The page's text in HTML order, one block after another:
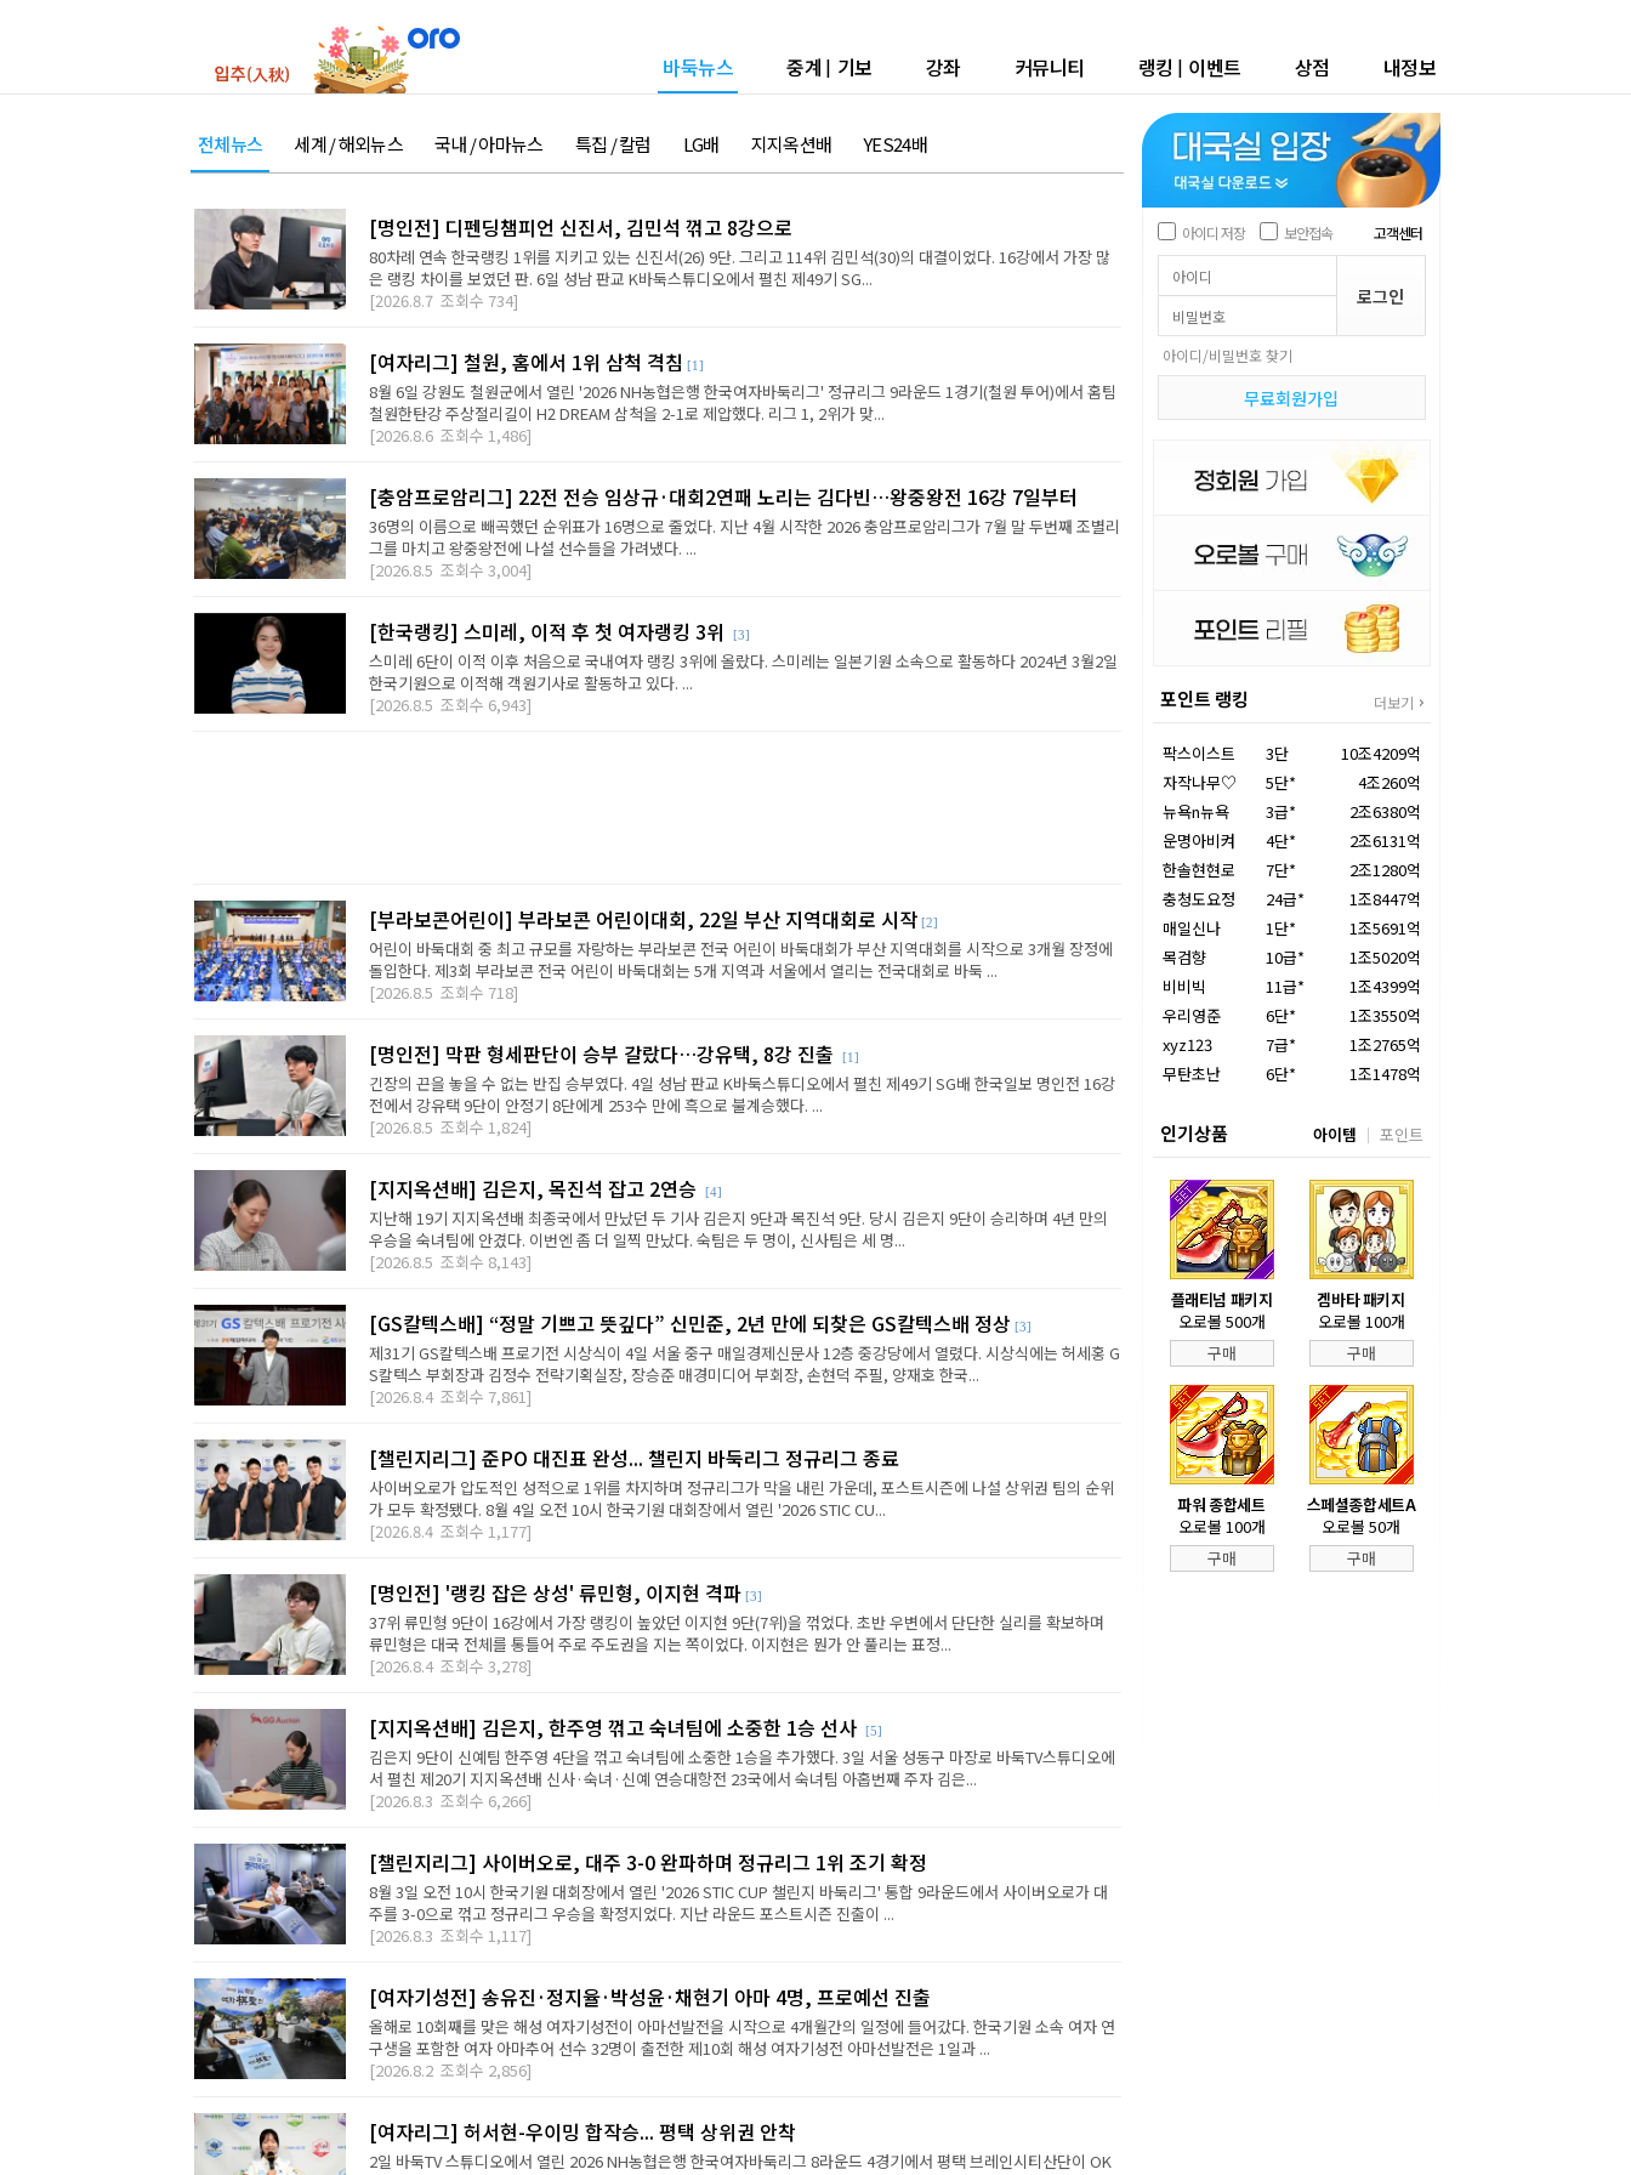
바둑뉴스 중계 | 기보 강좌 커뮤니티 랭킹 | 이벤트 상점 내정보
전체뉴스 세계 / 해외뉴스 국내 / 아마뉴스 특집 / 칼럼 LG배 지지옥션배 YES24배
[명인전] 디펜딩챔피언 신진서, 김민석 꺾고 8강으로
80차례 연속 한국랭킹 1위를 지키고 있는 신진서(26) 9단. 그리고 114위 김민석(30)의 대결이었다. 16강에서 가장 많
은 랭킹 차이를 보였던 판. 6일 성남 판교 K바둑스튜디오에서 펼친 제49기 SG...
[2026.8.7 조회수 734]
[여자리그] 철원, 홈에서 1위 삼척 격침 [1]
8월 6일 강원도 철원군에서 열린 '2026 NH농협은행 한국여자바둑리그' 정규리그 9라운드 1경기(철원 투어)에서 홈팀
철원한탄강 주상절리길이 H2 DREAM 삼척을 2-1로 제압했다. 리그 1, 2위가 맞...
[2026.8.6 조회수 1,486]
[충암프로암리그] 22전 전승 임상규·대회2연패 노리는 김다빈…왕중왕전 16강 7일부터
36명의 이름으로 빼곡했던 순위표가 16명으로 줄었다. 지난 4월 시작한 2026 충암프로암리그가 7월 말 두번째 조별리
그를 마치고 왕중왕전에 나설 선수들을 가려냈다. ...
[2026.8.5 조회수 3,004]
[한국랭킹] 스미레, 이적 후 첫 여자랭킹 3위 [3]
스미레 6단이 이적 이후 처음으로 국내여자 랭킹 3위에 올랐다. 스미레는 일본기원 소속으로 활동하다 2024년 3월2일
한국기원으로 이적해 객원기사로 활동하고 있다. ...
[2026.8.5 조회수 6,943]
[부라보콘어린이] 부라보콘 어린이대회, 22일 부산 지역대회로 시작 [2]
어린이 바둑대회 중 최고 규모를 자랑하는 부라보콘 전국 어린이 바둑대회가 부산 지역대회를 시작으로 3개월 장정에
돌입한다. 제3회 부라보콘 전국 어린이 바둑대회는 5개 지역과 서울에서 열리는 전국대회로 바둑 ...
[2026.8.5 조회수 718]
[명인전] 막판 형세판단이 승부 갈랐다…강유택, 8강 진출 [1]
긴장의 끈을 놓을 수 없는 반집 승부였다. 4일 성남 판교 K바둑스튜디오에서 펼친 제49기 SG배 한국일보 명인전 16강
전에서 강유택 9단이 안정기 8단에게 253수 만에 흑으로 불계승했다. ...
[2026.8.5 조회수 1,824]
[지지옥션배] 김은지, 목진석 잡고 2연승 [4]
지난해 19기 지지옥션배 최종국에서 만났던 두 기사 김은지 9단과 목진석 9단. 당시 김은지 9단이 승리하며 4년 만의
우승을 숙녀팀에 안겼다. 이번엔 좀 더 일찍 만났다. 숙팀은 두 명이, 신사팀은 세 명...
[2026.8.5 조회수 8,143]
[GS칼텍스배] “정말 기쁘고 뜻깊다” 신민준, 2년 만에 되찾은 GS칼텍스배 정상 [3]
제31기 GS칼텍스배 프로기전 시상식이 4일 서울 중구 매일경제신문사 12층 중강당에서 열렸다. 시상식에는 허세홍 G
S칼텍스 부회장과 김정수 전략기획실장, 장승준 매경미디어 부회장, 손현덕 주필, 양재호 한국...
[2026.8.4 조회수 7,861]
[챌린지리그] 준PO 대진표 완성... 챌린지 바둑리그 정규리그 종료
사이버오로가 압도적인 성적으로 1위를 차지하며 정규리그가 막을 내린 가운데, 포스트시즌에 나설 상위권 팀의 순위
가 모두 확정됐다. 8월 4일 오전 10시 한국기원 대회장에서 열린 '2026 STIC CU...
[2026.8.4 조회수 1,177]
[명인전] '랭킹 잡은 상성' 류민형, 이지현 격파 [3]
37위 류민형 9단이 16강에서 가장 랭킹이 높았던 이지현 9단(7위)을 꺾었다. 초반 우변에서 단단한 실리를 확보하며
류민형은 대국 전체를 통틀어 주로 주도권을 지는 쪽이었다. 이지현은 뭔가 안 풀리는 표정...
[2026.8.4 조회수 3,278]
[지지옥션배] 김은지, 한주영 꺾고 숙녀팀에 소중한 1승 선사 [5]
김은지 9단이 신예팀 한주영 4단을 꺾고 숙녀팀에 소중한 1승을 추가했다. 3일 서울 성동구 마장로 바둑TV스튜디오에
서 펼친 제20기 지지옥션배 신사·숙녀·신예 연승대항전 23국에서 숙녀팀 아홉번째 주자 김은...
[2026.8.3 조회수 6,266]
[챌린지리그] 사이버오로, 대주 3-0 완파하며 정규리그 1위 조기 확정
8월 3일 오전 10시 한국기원 대회장에서 열린 '2026 STIC CUP 챌린지 바둑리그' 통합 9라운드에서 사이버오로가 대
주를 3-0으로 꺾고 정규리그 우승을 확정지었다. 지난 라운드 포스트시즌 진출이 ...
[2026.8.3 조회수 1,117]
[여자기성전] 송유진·정지율·박성윤·채현기 아마 4명, 프로예선 진출
올해로 10회째를 맞은 해성 여자기성전이 아마선발전을 시작으로 4개월간의 일정에 들어갔다. 한국기원 소속 여자 연
구생을 포함한 여자 아마추어 선수 32명이 출전한 제10회 해성 여자기성전 아마선발전은 1일과 ...
[2026.8.2 조회수 2,856]
[여자리그] 허서현-우이밍 합작승... 평택 상위권 안착
2일 바둑TV 스튜디오에서 열린 2026 NH농협은행 한국여자바둑리그 8라운드 4경기에서 평택 브레인시티산단이 OK
아이디 저장 보안접속 고객센터
아이디/비밀번호 찾기
무료회원가입
포인트 랭킹 더보기
팍스이스트 3단
10조4209억
자작나무♡
5단*
4조260억
뉴욕n뉴욕
3급*
2조6380억
운명아비켜
4단*
2조6131억
한솔현현로
7단*
2조1280억
충청도요정
24급*
1조8447억
매일신나
1단*
1조5691억
목검향
10급*
1조5020억
비비빅
11급*
1조4399억
우리영준
6단*
1조3550억
xyz123
7급*
1조2765억
무탄초난
6단* 1조1478억
인기상품 아이템 포인트
플래티넘 패키지
오로볼 500개
구매
겜바타 패키지
오로볼 100개
구매
파워 종합세트
오로볼 100개
구매
스페셜종합세트A
오로볼 50개
구매